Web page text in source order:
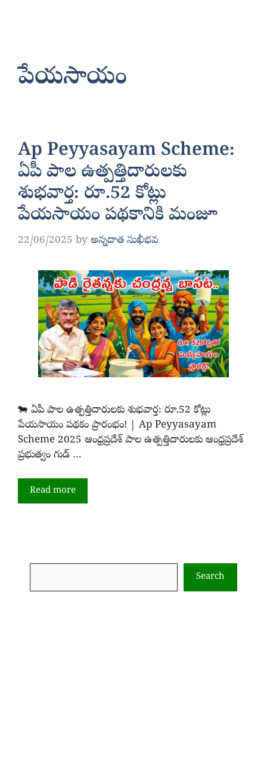
పేయసాయం
Ap Peyyasayam Scheme:
ఏపీ పాల ఉత్పత్తిదారులకు
శుభవార్త: రూ.52 కోట్లు
పేయసాయం పథకానికి మంజూ
22/06/2025 by అన్నదాత సుఖీభవ
🐄 ఏపీ పాల ఉత్పత్తిదారులకు శుభవార్త: రూ.52 కోట్లు
పేయసాయం పథకం ప్రారంభం! | Ap Peyyasayam
Scheme 2025 ఆంధ్రప్రదేశ్ పాల ఉత్పత్తిదారులకు ఆంధ్రప్రదేశ్
ప్రభుత్వం గుడ్ …
Read more
Search